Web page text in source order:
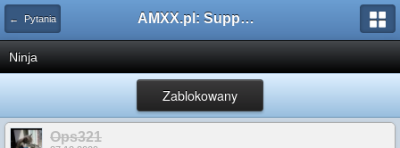
← Pytania AMXX.pl: Support AMX Mod X i SourceMod
Ninja
Zablokowany
Ops321